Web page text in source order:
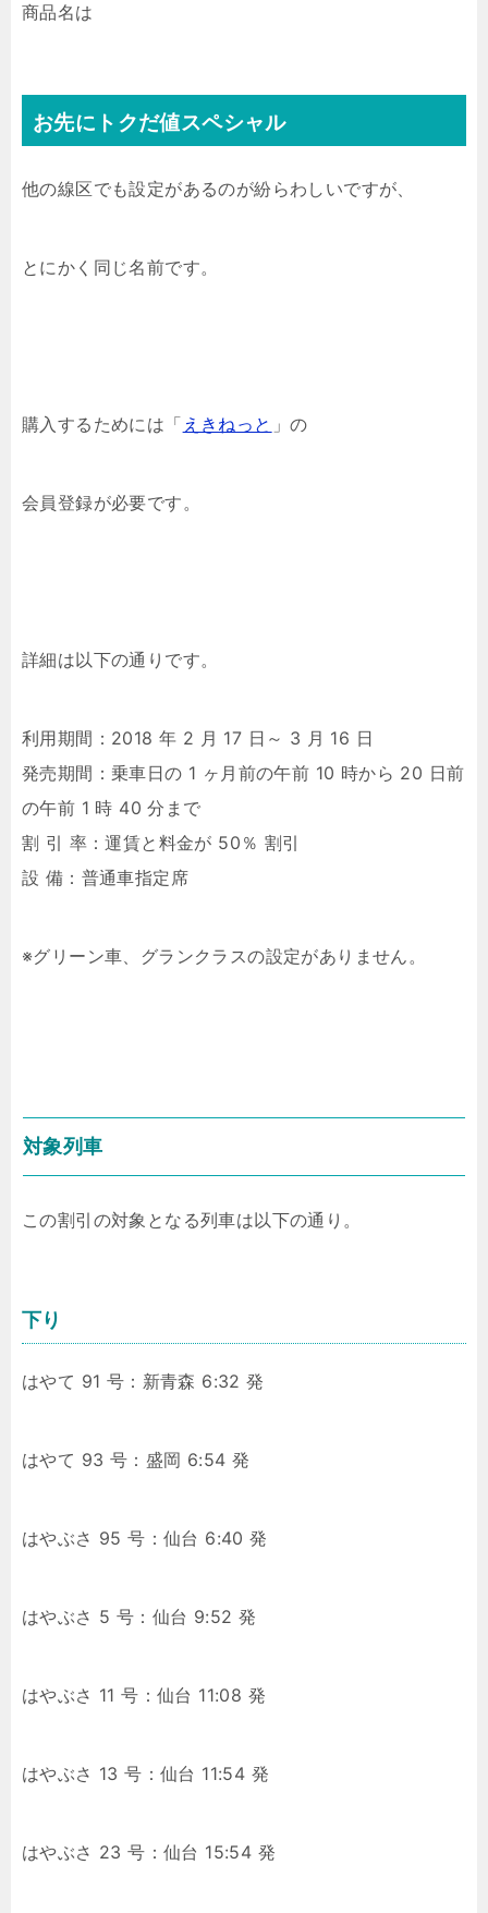
商品名は
お先にトクだ値スペシャル
他の線区でも設定があるのが紛らわしいですが、
とにかく同じ名前です。
購入するためには「 えきねっと 」の
会員登録が必要です。
詳細は以下の通りです。
利用期間：2018 年 2 月 17 日～ 3 月 16 日
発売期間：乗車日の 1 ヶ月前の午前 10 時から 20 日前
の午前 1 時 40 分まで
割 引 率：運賃と料金が 50％ 割引
設 備：普通車指定席
※グリーン車、グランクラスの設定がありません。
対象列車
この割引の対象となる列車は以下の通り。
下り
はやて 91 号：新青森 6:32 発
はやて 93 号：盛岡 6:54 発
はやぶさ 95 号：仙台 6:40 発
はやぶさ 5 号：仙台 9:52 発
はやぶさ 11 号：仙台 11:08 発
はやぶさ 13 号：仙台 11:54 発
はやぶさ 23 号：仙台 15:54 発